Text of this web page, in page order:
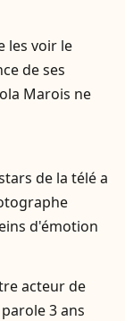
les voir le
de ses
Marois ne
de la télé a
d'émotion
acteur de
3 ans